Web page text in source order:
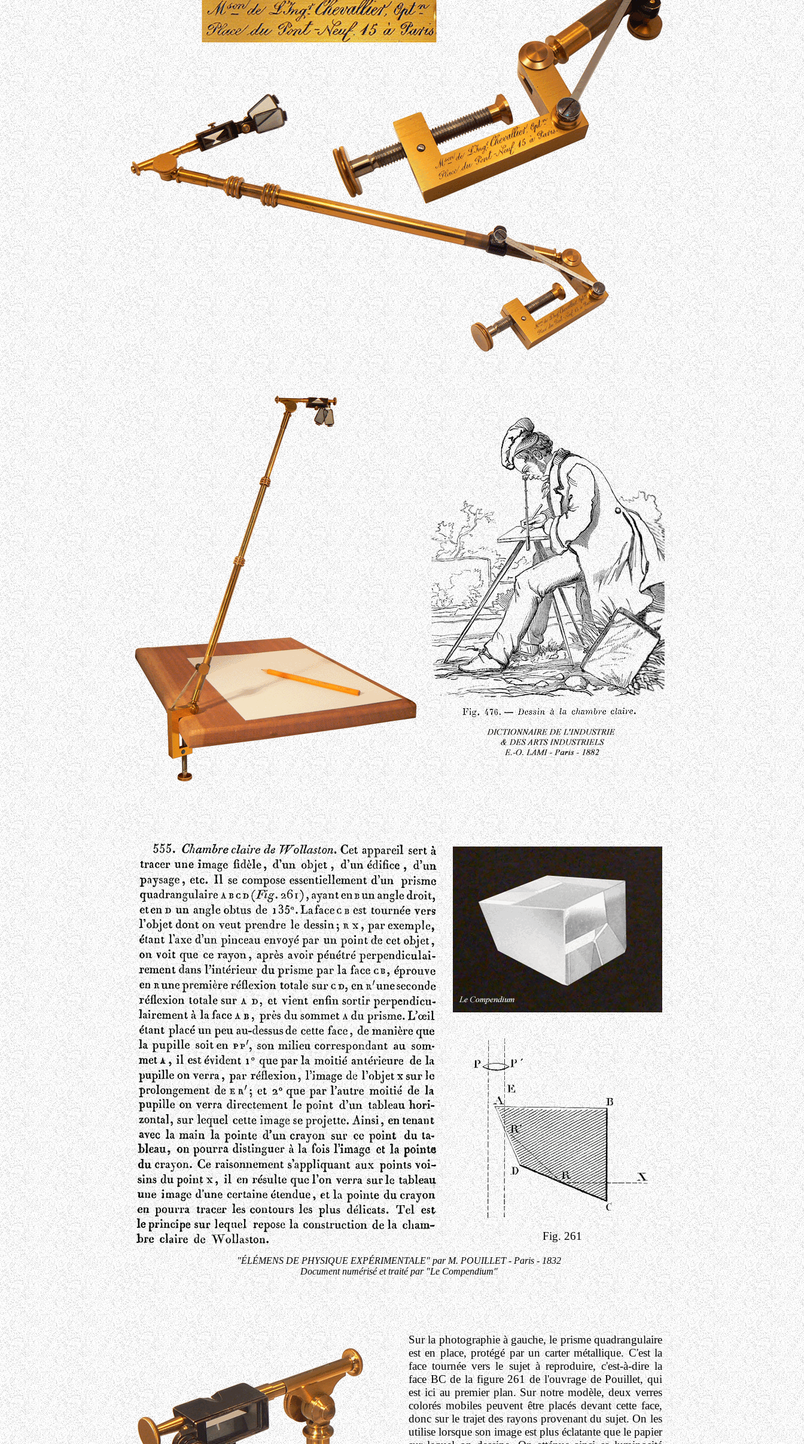
Fig. 261
"ÉLÉMENS DE PHYSIQUE EXPÉRIMENTALE" par M. POUILLET - Paris - 1832
Document numérisé et traité par "Le Compendium"
Sur la photographie à gauche, le prisme quadrangulaire
est en place, protégé par un carter métallique. C'est la
face tournée vers le sujet à reproduire, c'est-à-dire la
face BC de la figure 261 de l'ouvrage de Pouillet, qui
est ici au premier plan. Sur notre modèle, deux verres
colorés mobiles peuvent être placés devant cette face,
donc sur le trajet des rayons provenant du sujet. On les
utilise lorsque son image est plus éclatante que le papier